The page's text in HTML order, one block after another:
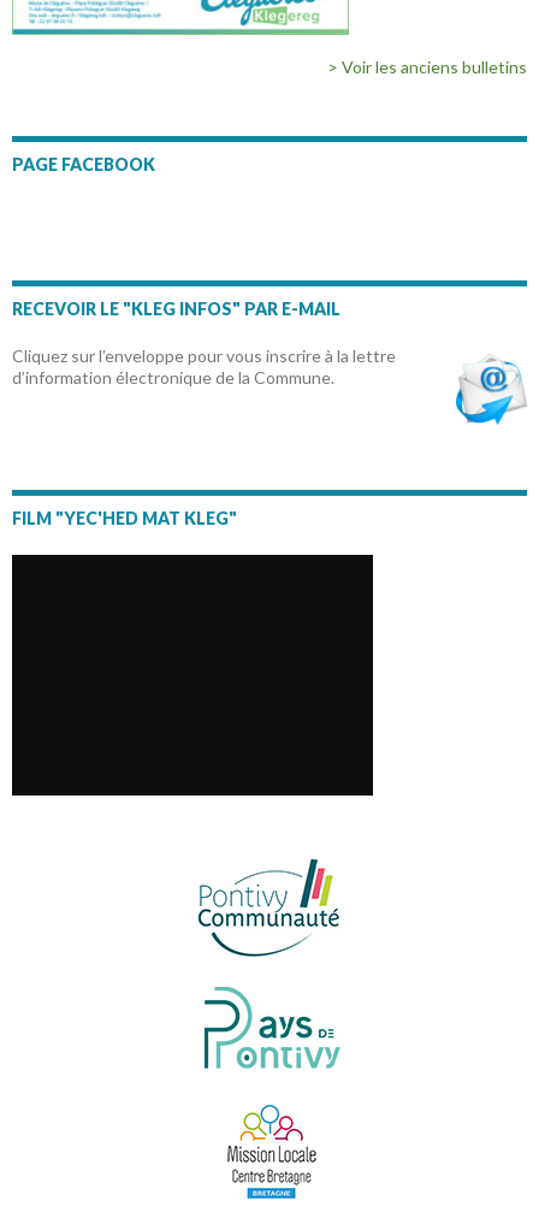
> Voir les anciens bulletins
PAGE FACEBOOK
RECEVOIR LE "KLEG INFOS" PAR E-MAIL
Cliquez sur l’enveloppe pour vous inscrire à la lettre
d’information électronique de la Commune.
FILM "YEC'HED MAT KLEG"